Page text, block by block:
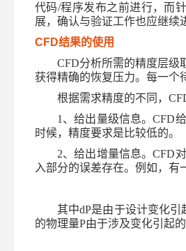
代码/程序发布之前进行，而
展，确认与验证工作也应继续
CFD结果的使用
CFD分析所需的精度层级
获得精确的恢复压力。每一个
根据需求精度的不同，
1 、给出量级信息。CFD
时候，精度要求是比较低的。
2、给出增量信息。CFD
入部分的误差存在。例如，
其中dP是由于设计变化引
的物理量P由于涉及变化引起